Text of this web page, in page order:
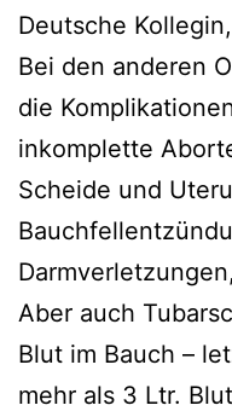
Deutsche
Bei den anderen
die
inkomplette
Scheide und
Aber auch
Blut im Bauch –
mehr als 3 Ltr.